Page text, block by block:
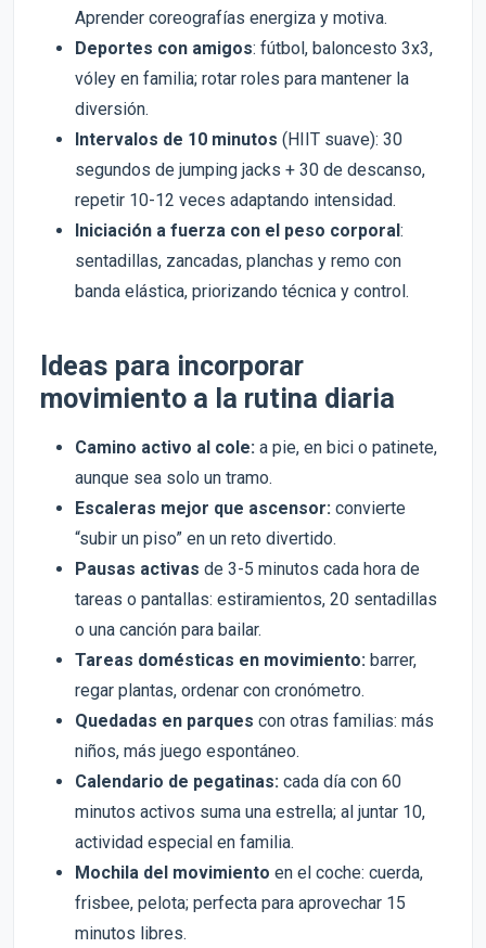
Aprender coreografías energiza y motiva.
Deportes con amigos: fútbol, baloncesto 3x3,
vóley en familia; rotar roles para mantener la
diversión.
Intervalos de 10 minutos (HIIT suave): 30
segundos de jumping jacks + 30 de descanso,
repetir 10-12 veces adaptando intensidad.
Iniciación a fuerza con el peso corporal :
sentadillas, zancadas, planchas y remo con
banda elástica, priorizando técnica y control.
Ideas para incorporar
movimiento a la rutina diaria
Camino activo al cole: a pie, en bici o patinete,
aunque sea solo un tramo.
Escaleras mejor que ascensor: convierte
“subir un piso” en un reto divertido.
Pausas activas de 3-5 minutos cada hora de
tareas o pantallas: estiramientos, 20 sentadillas
o una canción para bailar.
Tareas domésticas en movimiento: barrer,
regar plantas, ordenar con cronómetro.
Quedadas en parques con otras familias: más
niños, más juego espontáneo.
Calendario de pegatinas: cada día con 60
minutos activos suma una estrella; al juntar 10,
actividad especial en familia.
Mochila del movimiento en el coche: cuerda,
frisbee, pelota; perfecta para aprovechar 15
minutos libres.